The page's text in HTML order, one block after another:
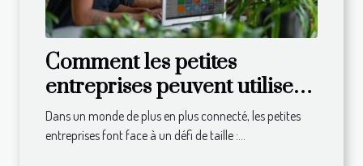
Comment les petites
entreprises peuvent utiliser
les réseaux sociaux pour
accroître leur visibilité
Dans un monde de plus en plus connecté, les petites
entreprises font face à un défi de taille :...